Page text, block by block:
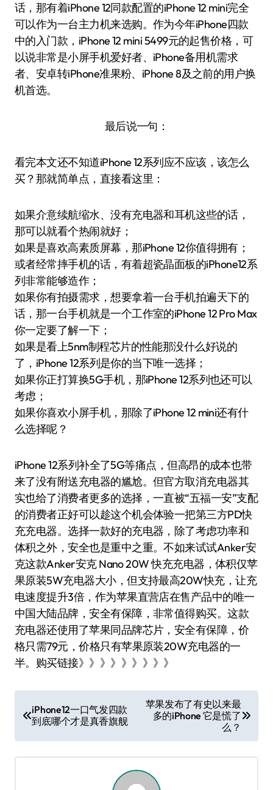
话，那有着iPhone 12同款配置的iPhone 12 mini完全
可以作为一台主力机来选购。作为今年iPhone四款
中的入门款，iPhone 12 mini 5499元的起售价格，可
以说非常是小屏手机爱好者、iPhone备用机需求
者、安卓转iPhone准果粉、iPhone 8及之前的用户换
机首选。
最后说一句：
看完本文还不知道iPhone 12系列应不应该，该怎么
买？那就简单点，直接看这里：
如果介意续航缩水、没有充电器和耳机这些的话，
那可以就看个热闹就好；
如果是喜欢高素质屏幕，那iPhone 12你值得拥有；
或者经常摔手机的话，有着超瓷晶面板的iPhone12系
列非常能够造作；
如果你有拍摄需求，想要拿着一台手机拍遍天下的
话，那一台手机就是一个工作室的iPhone 12 Pro Max
你一定要了解一下；
如果是看上5nm制程芯片的性能那没什么好说的
了，iPhone 12系列是你的当下唯一选择；
如果你正打算换5G手机，那iPhone 12系列也还可以
考虑；
如果你喜欢小屏手机，那除了iPhone 12 mini还有什
么选择呢？
iPhone 12系列补全了5G等痛点，但高昂的成本也带
来了没有附送充电器的尴尬。但官方取消充电器其
实也给了消费者更多的选择，一直被“五福一安”支配
的消费者正好可以趁这个机会体验一把第三方PD快
充充电器。选择一款好的充电器，除了考虑功率和
体积之外，安全也是重中之重。不如来试试Anker安
克这款Anker安克 Nano 20W 快充充电器，体积仅苹
果原装5W充电器大小，但支持最高20W快充，让充
电速度提升3倍，作为苹果直营店在售产品中的唯一
中国大陆品牌，安全有保障，非常值得购买。这款
充电器还使用了苹果同品牌芯片，安全有保障，价
格只需79元，价格只有苹果原装20W充电器的一
半。购买链接》》》》》》》》》
章
导
航
iPhone12一口气发四款
到底哪个才是真香旗舰
苹果发布了有史以来最
多的iPhone 它是慌了
么？